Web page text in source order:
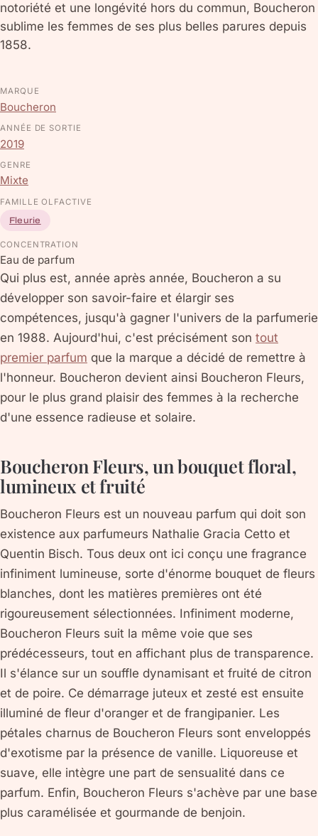
notoriété et une longévité hors du commun, Boucheron
sublime les femmes de ses plus belles parures depuis
1858.
MARQUE
Boucheron
ANNÉE DE SORTIE
2019
GENRE
Mixte
FAMILLE OLFACTIVE
Fleurie
CONCENTRATION
Eau de parfum
Qui plus est, année après année, Boucheron a su
développer son savoir-faire et élargir ses
compétences, jusqu'à gagner l'univers de la parfumerie
en 1988. Aujourd'hui, c'est précisément son tout
premier parfum que la marque a décidé de remettre à
l'honneur. Boucheron devient ainsi Boucheron Fleurs,
pour le plus grand plaisir des femmes à la recherche
d'une essence radieuse et solaire.
Boucheron Fleurs, un bouquet floral,
lumineux et fruité
Boucheron Fleurs est un nouveau parfum qui doit son
existence aux parfumeurs Nathalie Gracia Cetto et
Quentin Bisch. Tous deux ont ici conçu une fragrance
infiniment lumineuse, sorte d'énorme bouquet de fleurs
blanches, dont les matières premières ont été
rigoureusement sélectionnées. Infiniment moderne,
Boucheron Fleurs suit la même voie que ses
prédécesseurs, tout en affichant plus de transparence.
Il s'élance sur un souffle dynamisant et fruité de citron
et de poire. Ce démarrage juteux et zesté est ensuite
illuminé de fleur d'oranger et de frangipanier. Les
pétales charnus de Boucheron Fleurs sont enveloppés
d'exotisme par la présence de vanille. Liquoreuse et
suave, elle intègre une part de sensualité dans ce
parfum. Enfin, Boucheron Fleurs s'achève par une base
plus caramélisée et gourmande de benjoin.